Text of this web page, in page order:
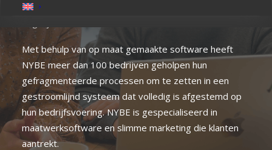
dat past bij de organisatie en de mensen die er
Met behulp van op maat gemaakte software heeft
NYBE meer dan 100 bedrijven geholpen hun
gefragmenteerde processen om te zetten in een
gestroomlijnd systeem dat volledig is afgestemd op
hun bedrijfsvoering. NYBE is gespecialiseerd in
maatwerksoftware en slimme marketing die klanten
aantrekt.